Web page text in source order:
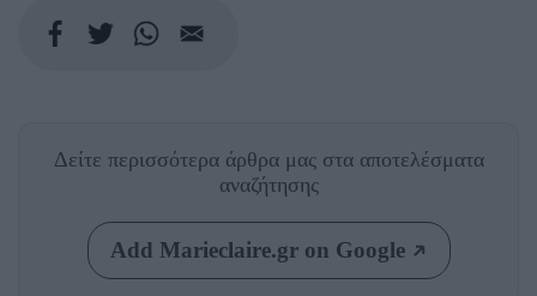
Δείτε περισσότερα άρθρα μας στα αποτελέσματα
αναζήτησης
Add Marieclaire.gr on Google